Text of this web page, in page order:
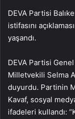
DEVA Partisi
istifasını
yaşandı.
DEVA Partisi Genel
Milletvekili Selma
duyurdu. Partinin
Kavaf, sosyal
ifadeleri kullandı: